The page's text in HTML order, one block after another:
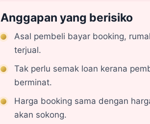
Anggapan yang berisiko
Asal pembeli bayar booking,
terjual.
Tak perlu semak loan kerana
berminat.
Harga booking sama dengan
akan sokong.